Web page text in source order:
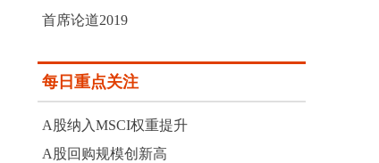
首席论道2019
每日重点关注
A股纳入MSCI权重提升
A股回购规模创新高